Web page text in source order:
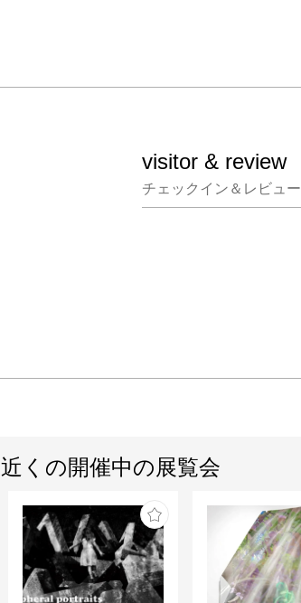
visitor & review
チェックイン＆レビュー
近くの開催中の展覧会